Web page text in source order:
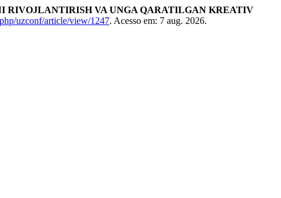
RIVOJLANTIRISH VA UNGA QARATILGAN KREATIV
uzconf/article/view/1247. Acesso em: 7 aug. 2026.